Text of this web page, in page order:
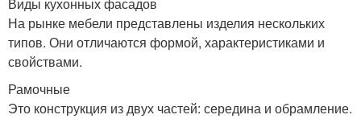
На рынке мебели представлены изделия нескольких
типов. Они отличаются формой, характеристиками и
свойствами.
Рамочные
Это конструкция из двух частей: середина и обрамление.